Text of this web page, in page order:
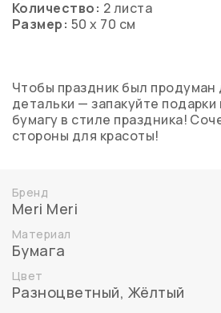
Количество: 2 листа
Размер: 50 х 70 см
Чтобы праздник был продуман
детальки — запакуйте
бумагу в стиле праздника!
стороны для красоты!
Бренд
Meri Meri
Материал
Бумага
Цвет
Разноцветный, Жёлтый